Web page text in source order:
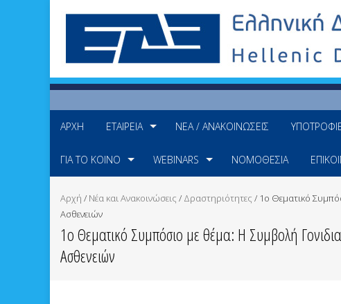
ΑΡΧΉ ΕΤΑΙΡΕΊΑ ΝΈΑ / ΑΝΑΚΟΙΝΏΣΕΙΣ
ΓΙΑ ΤΟ ΚΟΙΝΌ WEBINARS ΝΟΜΟΘΕΣΊΑ
Αρχή / Νέα και Ανακοινώσεις / Δραστηριότητες / 1ο Θεματικό
Ασθενειών
1ο Θεματικό Συμπόσιο με θέμα: Η Συμβολή
Ασθενειών